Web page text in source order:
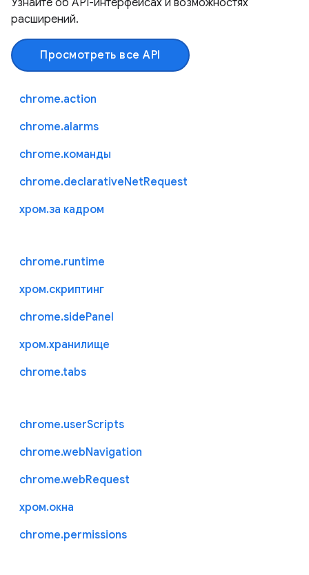
расширений.
Просмотреть все API
chrome.action
chrome.alarms
chrome.команды
chrome.declarativeNetRequest
хром.за кадром
chrome.runtime
хром.скриптинг
chrome.sidePanel
хром.хранилище
chrome.tabs
chrome.userScripts
chrome.webNavigation
chrome.webRequest
хром.окна
chrome.permissions